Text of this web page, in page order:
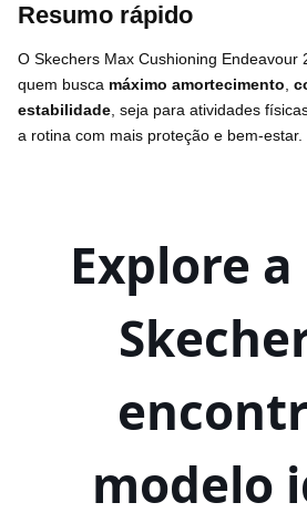
Resumo rápido
O Skechers Max Cushioning Endeavour
quem busca máximo amortecimento
estabilidade , seja para atividades
a rotina com mais proteção e bem-estar.
Explore
modelo